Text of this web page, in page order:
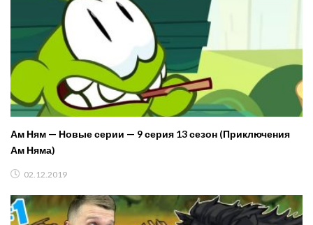
Ам Ням — Новые серии — 9 серия 13 сезон (Приключения
Ам Няма)
02.12.2019